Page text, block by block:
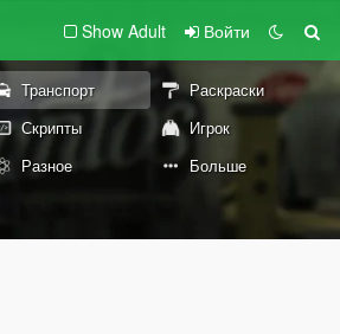
Show Adult Войти
Транспорт
Раскраски
Скрипты
Игрок
Разное Больше